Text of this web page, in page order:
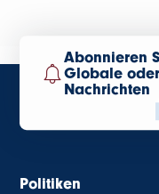
Abonnieren
Globale
Nachrichten
Politiken